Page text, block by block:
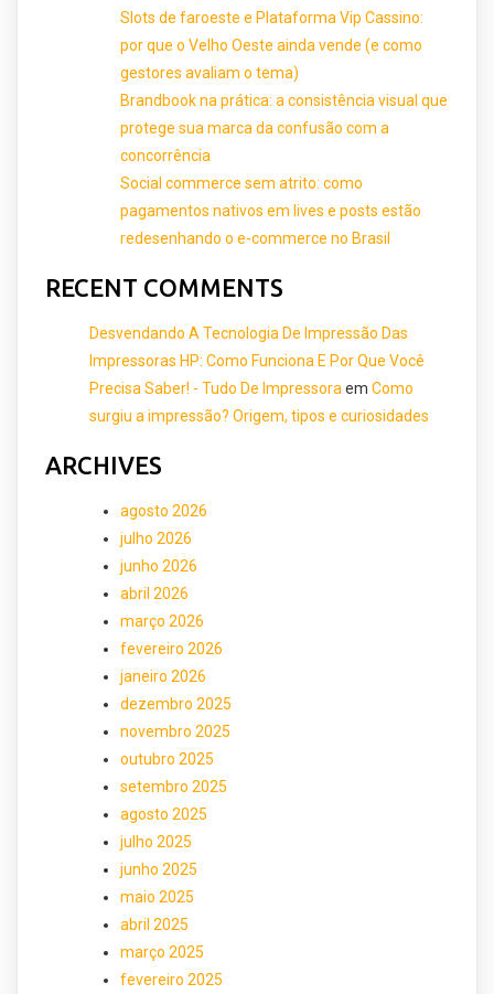
Slots de faroeste e Plataforma Vip Cassino:
por que o Velho Oeste ainda vende (e como
gestores avaliam o tema)
Brandbook na prática: a consistência visual que
protege sua marca da confusão com a
concorrência
Social commerce sem atrito: como
pagamentos nativos em lives e posts estão
redesenhando o e-commerce no Brasil
RECENT COMMENTS
Desvendando A Tecnologia De Impressão Das
Impressoras HP: Como Funciona E Por Que Você
Precisa Saber! - Tudo De Impressora em Como
surgiu a impressão? Origem, tipos e curiosidades
ARCHIVES
agosto 2026
julho 2026
junho 2026
abril 2026
março 2026
fevereiro 2026
janeiro 2026
dezembro 2025
novembro 2025
outubro 2025
setembro 2025
agosto 2025
julho 2025
junho 2025
maio 2025
abril 2025
março 2025
fevereiro 2025